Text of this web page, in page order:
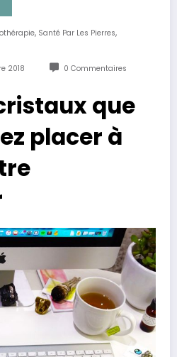
, Santé Par Les Pierres,
2018 0 Commentaires
que
placer à